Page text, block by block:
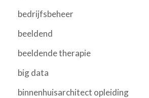
bedrijfsbeheer
beeldend
beeldende therapie
big data
binnenhuisarchitect opleiding